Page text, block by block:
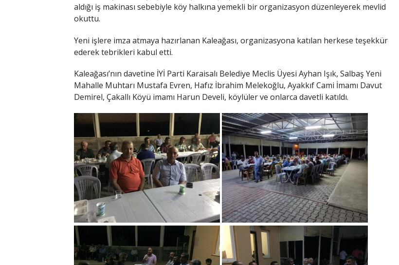
aldığı iş makinası sebebiyle köy halkına yemekli bir organizasyon düzenleyerek mevlid
okuttu.
Yeni işlere imza atmaya hazırlanan Kaleağası, organizasyona katılan herkese teşekkür
ederek tebrikleri kabul etti.
Kaleağası’nın davetine İYİ Parti Karaisalı Belediye Meclis Üyesi Ayhan Işık, Salbaş Yeni
Mahalle Muhtarı Mustafa Evren, Hafız İbrahim Melekoğlu, Ayakkıf Cami İmamı Davut
Demirel, Çakallı Köyü imamı Harun Develi, köylüler ve onlarca davetli katıldı.